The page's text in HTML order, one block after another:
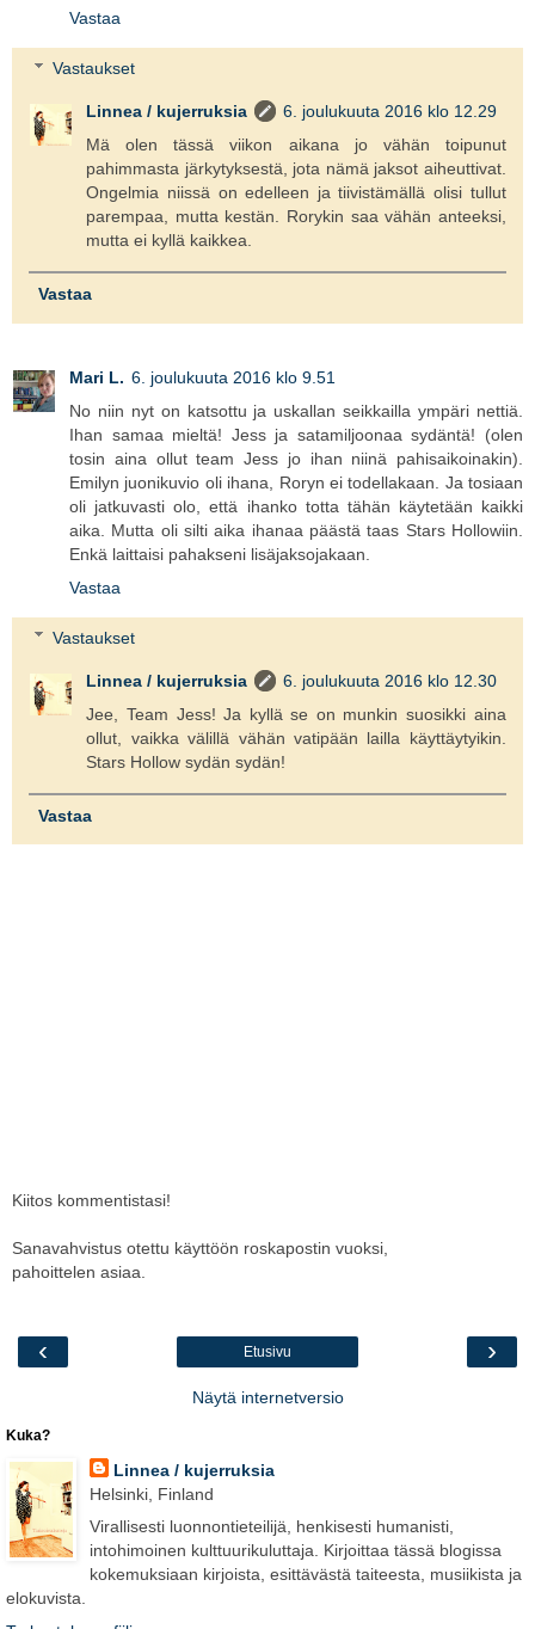
Vastaa
Vastaukset
Linnea / kujerruksia
6. joulukuuta 2016 klo 12.29
Mä olen tässä viikon aikana jo vähän toipunut
pahimmasta järkytyksestä, jota nämä jaksot aiheuttivat.
Ongelmia niissä on edelleen ja tiivistämällä olisi tullut
parempaa, mutta kestän. Rorykin saa vähän anteeksi,
mutta ei kyllä kaikkea.
Vastaa
Mari L. 6. joulukuuta 2016 klo 9.51
No niin nyt on katsottu ja uskallan seikkailla ympäri nettiä.
Ihan samaa mieltä! Jess ja satamiljoonaa sydäntä! (olen
tosin aina ollut team Jess jo ihan niinä pahisaikoinakin).
Emilyn juonikuvio oli ihana, Roryn ei todellakaan. Ja tosiaan
oli jatkuvasti olo, että ihanko totta tähän käytetään kaikki
aika. Mutta oli silti aika ihanaa päästä taas Stars Hollowiin.
Enkä laittaisi pahakseni lisäjaksojakaan.
Vastaa
Vastaukset
Linnea / kujerruksia
6. joulukuuta 2016 klo 12.30
Jee, Team Jess! Ja kyllä se on munkin suosikki aina
ollut, vaikka välillä vähän vatipään lailla käyttäytyikin.
Stars Hollow sydän sydän!
Vastaa
Kiitos kommentistasi!
Sanavahvistus otettu käyttöön roskapostin vuoksi,
pahoittelen asiaa.
‹ ›
Etusivu
Näytä internetversio
Kuka?
Linnea / kujerruksia
Helsinki, Finland
Virallisesti luonnontieteilijä, henkisesti humanisti,
intohimoinen kulttuurikuluttaja. Kirjoittaa tässä blogissa
kokemuksiaan kirjoista, esittävästä taiteesta, musiikista ja
elokuvista.